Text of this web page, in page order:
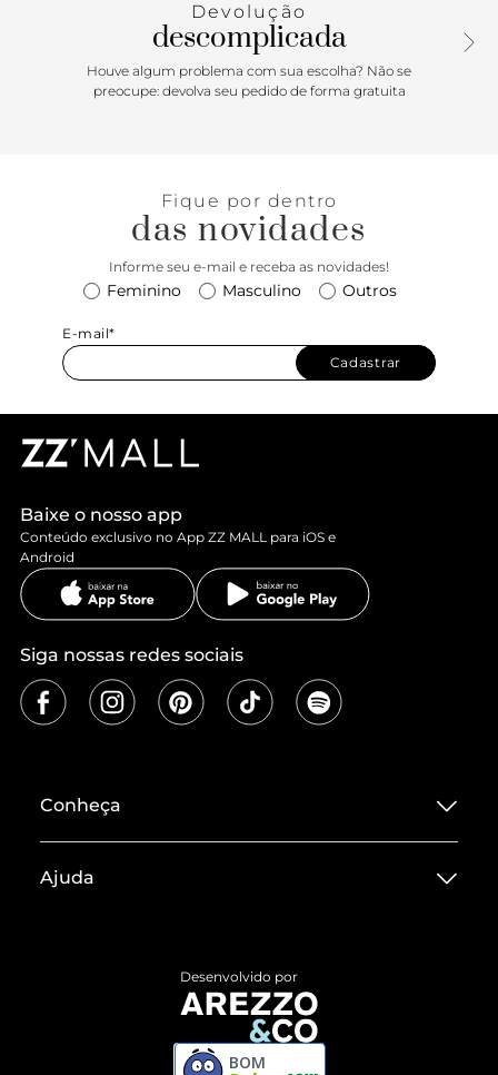
rib, a camiseta com modelagem cropped - mais curta e
que veste soltinha no corpo - para uso em diversos
momentos, tanto como os de lazer como na prática de
esportes de ação. A camiseta proporciona conforto e veste
Devolução
descomplicada
Houve algum problema com sua escolha? Não se
preocupe: devolva seu pedido de forma gratuita
Fique por dentro
das novidades
Informe seu e-mail e receba as novidades!
Feminino Masculino Outros
E-mail*
Cadastrar
Baixe o nosso app
Conteúdo exclusivo no App ZZ MALL para iOS e
Android
Siga nossas redes sociais
Conheça
Termos de Uso
ZZ MALL é confiável
Ajuda
Devolução do Produto
Compre pelo WhatsApp
Desenvolvido por
BOM